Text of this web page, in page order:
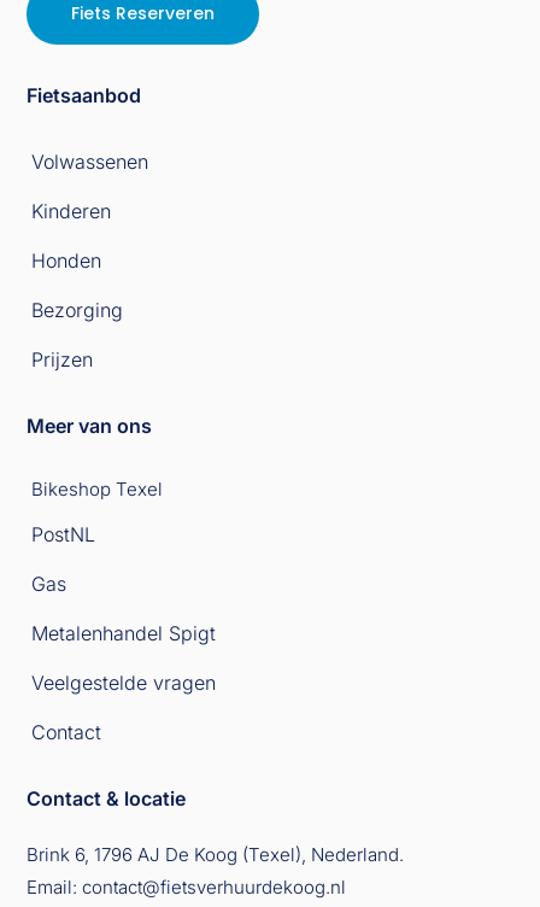
Fiets Reserveren
Fietsaanbod
Volwassenen
Kinderen
Honden
Bezorging
Prijzen
Meer van ons
Bikeshop Texel
PostNL
Gas
Metalenhandel Spigt
Veelgestelde vragen
Contact
Contact & locatie
Brink 6, 1796 AJ De Koog (Texel), Nederland.
Email:contact@fietsverhuurdekoog.nl